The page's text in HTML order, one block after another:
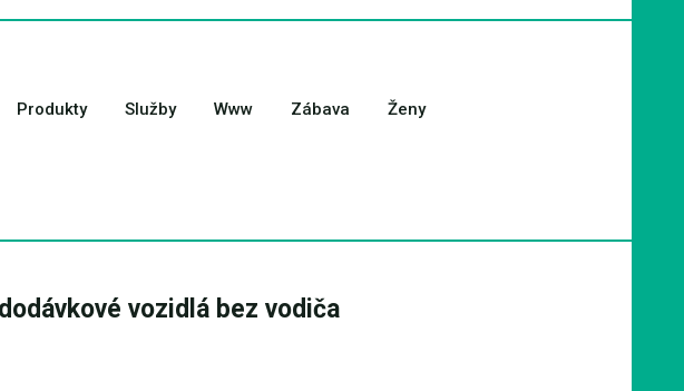
Produkty Služby Www Zábava Ženy
vozidlá bez vodiča